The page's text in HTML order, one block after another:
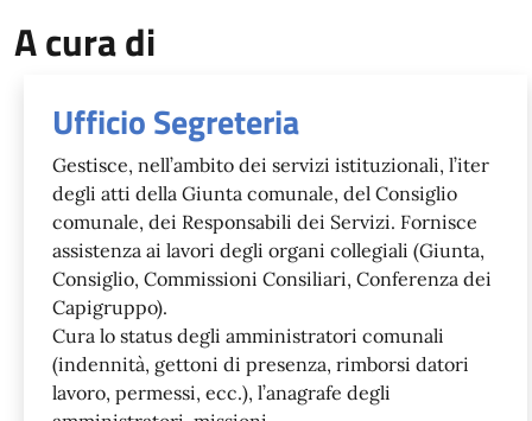
A cura di
Ufficio Segreteria
Gestisce, nell’ambito dei servizi istituzionali, l’iter
degli atti della Giunta comunale, del Consiglio
comunale, dei Responsabili dei Servizi. Fornisce
assistenza ai lavori degli organi collegiali (Giunta,
Consiglio, Commissioni Consiliari, Conferenza dei
Capigruppo).
Cura lo status degli amministratori comunali
(indennità, gettoni di presenza, rimborsi datori
lavoro, permessi, ecc.), l’anagrafe degli